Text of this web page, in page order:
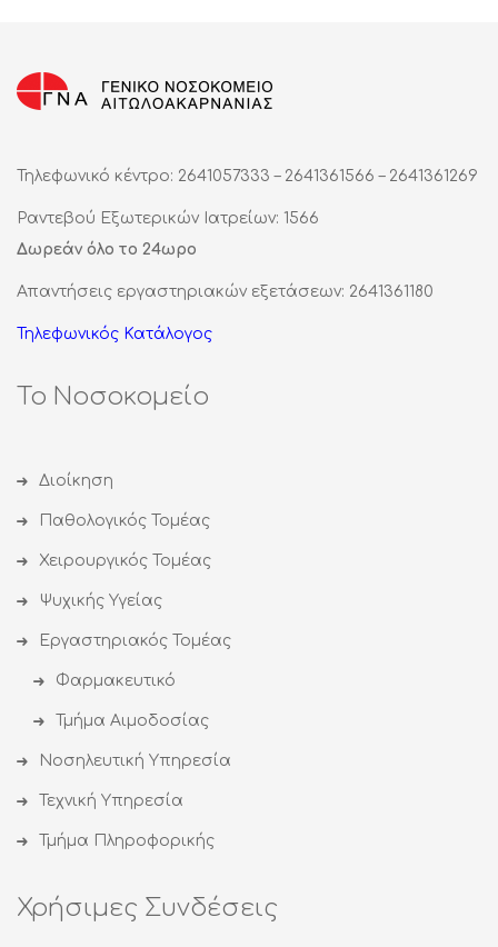
Τηλεφωνικό κέντρο: 2641057333 – 2641361566 – 2641361269
Ραντεβού Εξωτερικών Ιατρείων: 1566
Δωρεάν όλο το 24ωρο
Απαντήσεις εργαστηριακών εξετάσεων: 2641361180
Τηλεφωνικός Κατάλογος
Το Νοσοκομείο
Διοίκηση
Παθολογικός Τομέας
Χειρουργικός Τομέας
Ψυχικής Υγείας
Εργαστηριακός Τομέας
Φαρμακευτικό
Τμήμα Αιμοδοσίας
Νοσηλευτική Υπηρεσία
Τεχνική Υπηρεσία
Τμήμα Πληροφορικής
Χρήσιμες Συνδέσεις